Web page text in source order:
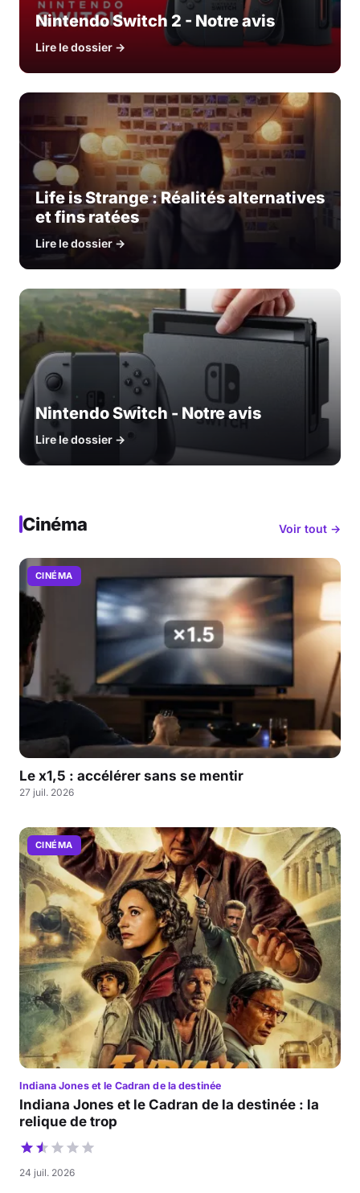
Nintendo Switch 2 - Notre avis
Lire le dossier →
Life is Strange : Réalités alternatives
et fins ratées
Lire le dossier →
Nintendo Switch - Notre avis
Lire le dossier →
Cinéma Voir tout →
CINÉMA
Le x1,5 : accélérer sans se mentir
27 juil. 2026
CINÉMA
Indiana Jones et le Cadran de la destinée
Indiana Jones et le Cadran de la destinée : la
relique de trop
24 juil. 2026